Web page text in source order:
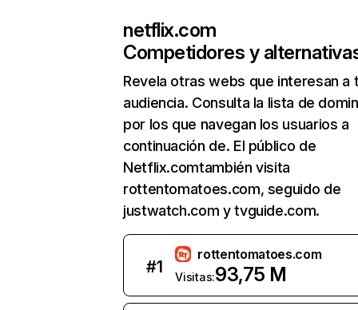
netflix.com
Competidores y
Revela otras webs que interesan a
audiencia. Consulta la lista de
por los que navegan los usuarios a
continuación de. El público de
Netflix.comtambién visita
rottentomatoes.com, seguido de
justwatch.com y tvguide.com.
#1
rottentomatoes.com
Visitas:93,75 M